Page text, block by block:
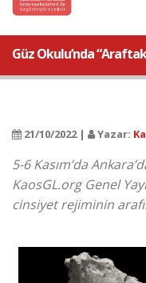
Güz Okulu’nda
21/10/2022 | Yazar:
5-6 Kasım’da
KaosGL.org Genel
cinsiyet rejiminin